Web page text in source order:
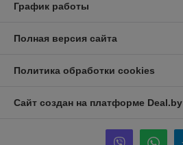
График работы
Полная версия сайта
Политика обработки cookies
Сайт создан на платформе Deal.by